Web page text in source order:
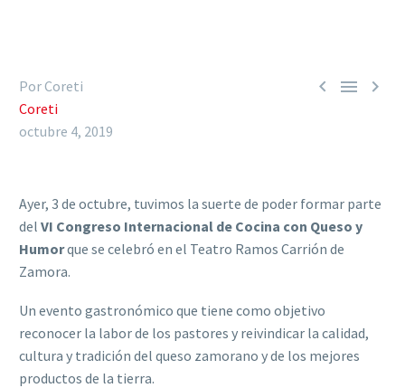
  
Por Coreti
Coreti
octubre 4, 2019
Ayer, 3 de octubre, tuvimos la suerte de poder formar parte
del VI Congreso Internacional de Cocina con Queso y
Humorque se celebró en el Teatro Ramos Carrión de
Zamora.
Un evento gastronómico que tiene como objetivo
reconocer la labor de los pastores y reivindicar la calidad,
cultura y tradición del queso zamorano y de los mejores
productos de la tierra.